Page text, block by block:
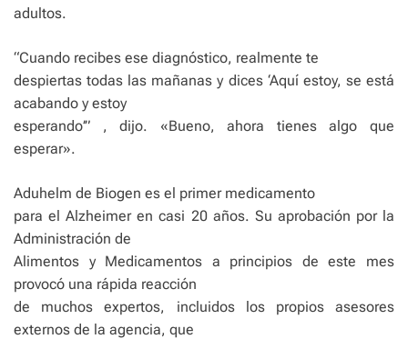
adultos.
“Cuando recibes ese diagnóstico, realmente te
despiertas todas las mañanas y dices ‘Aquí estoy, se está
acabando y estoy
esperando’” , dijo. «Bueno, ahora tienes algo que
esperar».
Aduhelm de Biogen es el primer medicamento
para el Alzheimer en casi 20 años. Su aprobación por la
Administración de
Alimentos y Medicamentos a principios de este mes
provocó una rápida reacción
de muchos expertos, incluidos los propios asesores
externos de la agencia, que